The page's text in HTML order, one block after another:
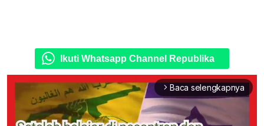
Ikuti Whatsapp Channel Republika
arrow_forward_ios Baca selengkapnya